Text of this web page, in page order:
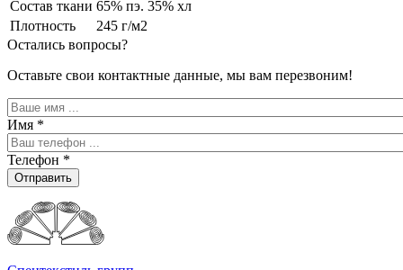
Состав ткани 65% пэ. 35% хл
Плотность
245 г/м2
Остались вопросы?
Оставьте свои контактные данные, мы вам перезвоним!
Имя *
Телефон *
Отправить